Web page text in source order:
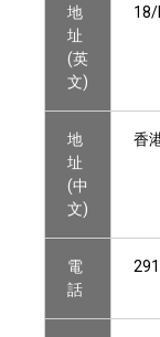
地
址
(英
文)
18/
地
址
(中
文)
香
電
話